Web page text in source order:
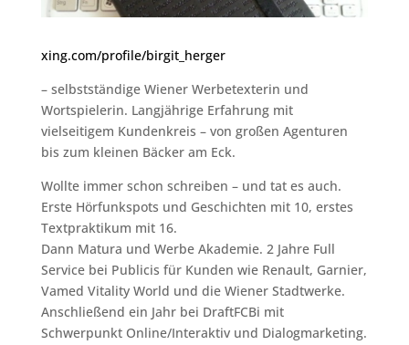
xing.com/profile/birgit_herger
– selbstständige Wiener Werbetexterin und
Wortspielerin. Langjährige Erfahrung mit
vielseitigem Kundenkreis – von großen Agenturen
bis zum kleinen Bäcker am Eck.
Wollte immer schon schreiben – und tat es auch.
Erste Hörfunkspots und Geschichten mit 10, erstes
Textpraktikum mit 16.
Dann Matura und Werbe Akademie. 2 Jahre Full
Service bei Publicis für Kunden wie Renault, Garnier,
Vamed Vitality World und die Wiener Stadtwerke.
Anschließend ein Jahr bei DraftFCBi mit
Schwerpunkt Online/Interaktiv und Dialogmarketing.